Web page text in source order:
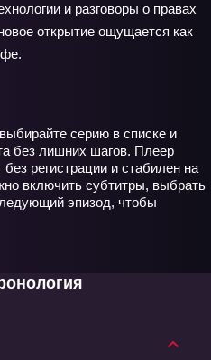
и разговоры о правах
открытие ощущается как
серию в списке и
без лишних шагов. Плеер
регистрации и стабилен на
включить субтитры, выбрать
эпизод, чтобы